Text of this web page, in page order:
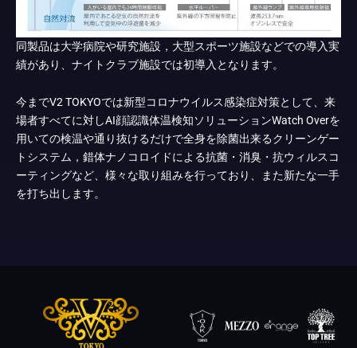
同製品は大学病院や研究施設，大型スポーツ施設などでの導入実
績があり、ナイトクラブ施設では初導入となります。
今までV2 TOKYOでは新型コロナウイルス感染症対策として、来
場者すべてに対しAI顔認識体温検知ソリューションWatch Overを
用いての検温や通り抜けるだけで全身を除菌出来るクリーンゲー
トシステム，錯体ナノコロイドによる抗菌・消臭・抗ウィルスコ
ーティングなど、様々な取り組みを行っており、また新たな一手
を打ち出します。